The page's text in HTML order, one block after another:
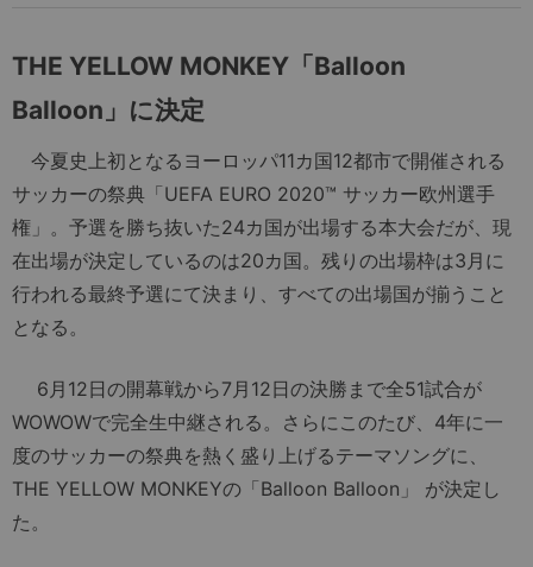
THE YELLOW MONKEY「Balloon
Balloon」に決定
今夏史上初となるヨーロッパ11カ国12都市で開催される
サッカーの祭典「UEFA EURO 2020™ サッカー欧州選手
権」。予選を勝ち抜いた24カ国が出場する本大会だが、現
在出場が決定しているのは20カ国。残りの出場枠は3月に
行われる最終予選にて決まり、すべての出場国が揃うこと
となる。
6月12日の開幕戦から7月12日の決勝まで全51試合が
WOWOWで完全生中継される。さらにこのたび、4年に一
度のサッカーの祭典を熱く盛り上げるテーマソングに、
THE YELLOW MONKEYの「Balloon Balloon」 が決定し
た。